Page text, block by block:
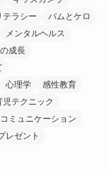
テラシー
バムとケロ
メンタルヘルス
成長
心理学
感性教育
児テクニック
ミュニケーション
レゼント